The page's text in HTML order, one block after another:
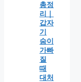
총정
리｜
갑자
기
숨이
가빠
질
때
대처